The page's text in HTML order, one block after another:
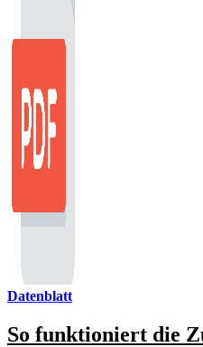
Datenblatt
So funktioniert die